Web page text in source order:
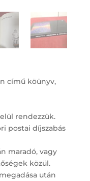
című köünyv,
rendezzük.
postai díjszabás
maradó, vagy
közül.
után